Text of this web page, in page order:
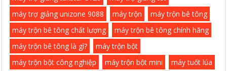
máy trợ giảng unizone 9088
máy trộn
máy trộn bê tông
máy trộn bê tông chất lượng
máy trộn bê tông chính hãng
máy trộn bê tông là gì?
máy trộn bột
máy trộn bột công nghiệp
máy trộn bột mini
máy tuốt lúa